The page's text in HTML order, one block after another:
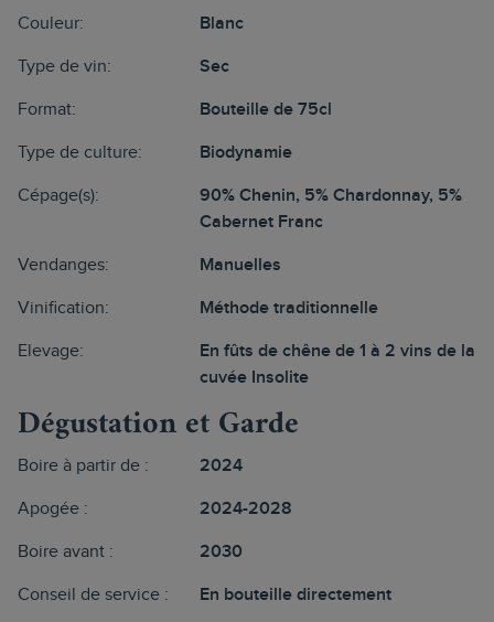
Couleur: Blanc
Type de vin: Sec
Format: Bouteille de 75cl
Type de culture: Biodynamie
Cépage(s):
90% Chenin, 5% Chardonnay, 5%
Cabernet Franc
Vendanges: Manuelles
Vinification: Méthode traditionnelle
Elevage:
En fûts de chêne de 1 à 2 vins de la
cuvée Insolite
Dégustation et Garde
Boire à partir de : 2024
Apogée : 2024-2028
Boire avant : 2030
Conseil de service : En bouteille directement